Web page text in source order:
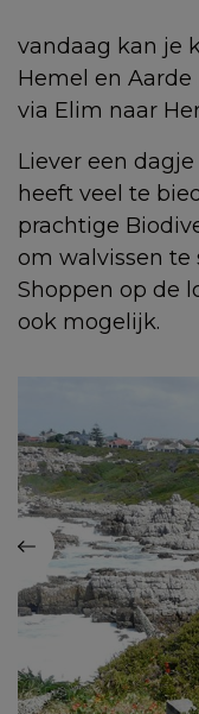
vandaag kan je
Hemel en
via Elim naar
Liever een
heeft veel te
prachtige
om walvissen te
Shoppen op de
ook mogelijk.